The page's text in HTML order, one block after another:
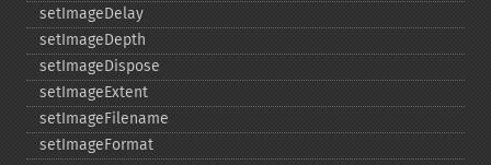
setImageDelay
setImageDepth
setImageDispose
setImageExtent
setImageFilename
setImageFormat